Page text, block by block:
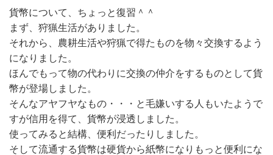
貨幣について、ちょっと復習＾＾
まず、狩猟生活がありました。
それから、農耕生活や狩猟で得たものを物々交換するよう
になりました。
ほんでもって物の代わりに交換の仲介をするものとして貨
幣が登場しました。
そんなアヤフヤなもの・・・と毛嫌いする人もいたようで
すが信用を得て、貨幣が浸透しました。
使ってみると結構、便利だったりしました。
そして流通する貨幣は硬貨から紙幣になりもっと便利にな